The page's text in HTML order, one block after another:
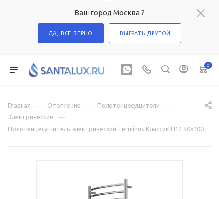
Ваш город Москва ?
ДА, ВСЕ ВЕРНО ВЫБРАТЬ ДРУГОЙ
0
Главная — Отопление — Полотенцесушители —
Электрические —
Полотенцесушитель электрический Terminus Классик П12 50х100